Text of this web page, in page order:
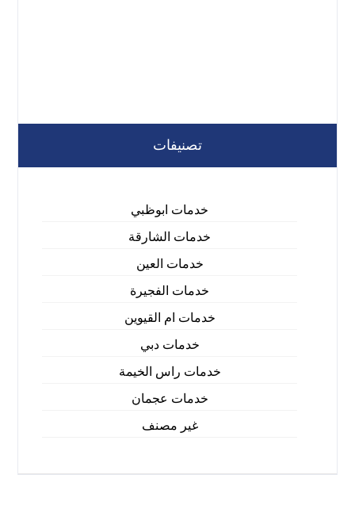
تصنيفات
خدمات ابوظبي
خدمات الشارقة
خدمات العين
خدمات الفجيرة
خدمات ام القيوين
خدمات دبي
خدمات راس الخيمة
خدمات عجمان
غير مصنف